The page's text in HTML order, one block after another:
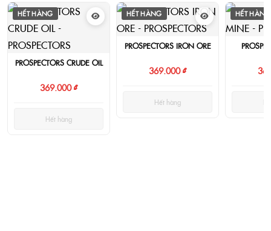
HẾT HÀNG
PROSPECTORS CRUDE OIL
369.000 ₫
Hết hàng
HẾT HÀNG
PROSPECTORS IRON ORE
369.000 ₫
Hết hàng
HẾT HÀNG